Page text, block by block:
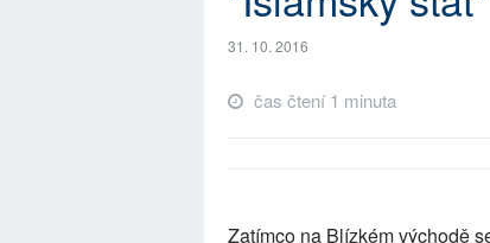
31. 10. 2016
čas čtení 1 minuta
Zatímco na Blízkém východě